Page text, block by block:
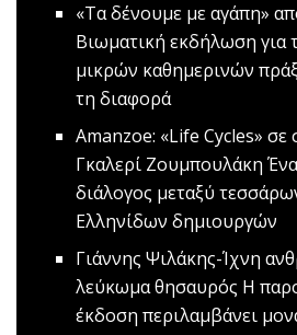
«Τα δένουμε με αγάπη»
Βιωματική εκδήλωση για
μικρών καθημερινών
τη διαφορά
Amanzoe: «Life Cycles» σε
Γκαλερί Ζουμπουλάκη
διάλογος μεταξύ
Ελληνίδων δημιουργών
Γιάννης Ψιλάκης-Ίχνη
λεύκωμα θησαυρός Η
έκδοση περιλαμβάνει